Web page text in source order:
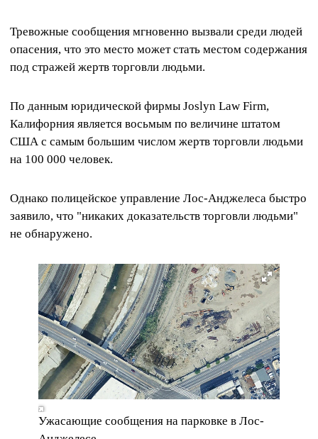
Тревожные сообщения мгновенно вызвали среди людей
опасения, что это место может стать местом содержания
под стражей жертв торговли людьми.
По данным юридической фирмы Joslyn Law Firm,
Калифорния является восьмым по величине штатом
США с самым большим числом жертв торговли людьми
на 100 000 человек.
Однако полицейское управление Лос-Анджелеса быстро
заявило, что "никаких доказательств торговли людьми"
не обнаружено.
Ужасающие сообщения на парковке в Лос-